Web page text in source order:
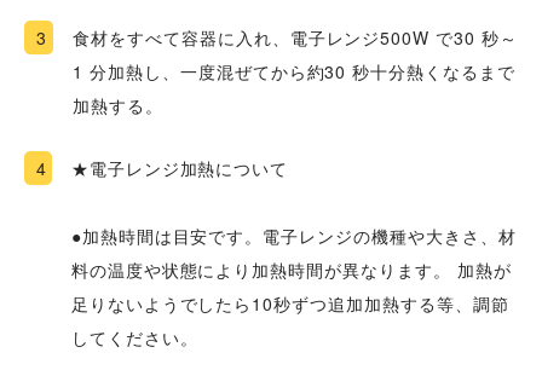
3
食材をすべて容器に入れ、電子レンジ500W で30 秒～
1 分加熱し、一度混ぜてから約30 秒十分熱くなるまで
加熱する。
4 ★電子レンジ加熱について
●加熱時間は目安です。電子レンジの機種や大きさ、材
料の温度や状態により加熱時間が異なります。 加熱が
足りないようでしたら10秒ずつ追加加熱する等、調節
してください。